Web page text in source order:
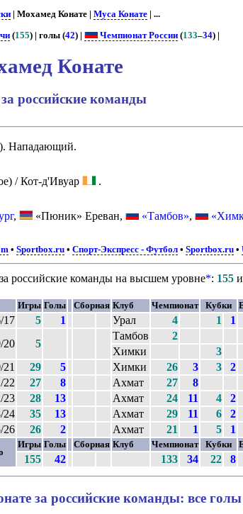
| Мохамед Конате |Муса Конате | ...
(155) | голы (42) | Чемпионат России (133–34) |
Конате
российские команды
Нападающий.
/ Кот-д'Ивуар
.
, «Пюник» Ереван, «Тамбов»,
• Sportbox.ru• Спорт-Экспресс - Футбол• Sportbox.ru•
российские команды на высшем уровне*: 155
Игры Голы Сборная Клуб Чемпионат Кубки
17 5 1 Урал 4 1
1
20
5
Тамбов
2
Химки
3
21
29 5 Химки 26 3 3
2
22
27 8 Ахмат 27
8
23
28 13 Ахмат 24 11 4
2
24
35 13 Ахмат 29 11 6
2
26
26 2 Ахмат 21 1 5 1
Игры Голы Сборная Клуб Чемпионат Кубки
155 42 133 34 22 8
за российские команды: все голы